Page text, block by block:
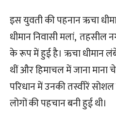
इस युवती की पहनान ऋचा
धीमान निवासी मलां, तहसील
के रूप में हुई है। ऋचा धीमान
थीं और हिमाचल में जाना माना
परिधान में उनकी तस्वीरें
लोगों की पहचान बनी हुई थी।